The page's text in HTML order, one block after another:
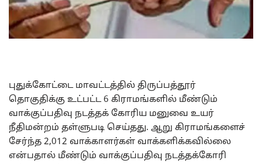
புதுக்கோட்டை மாவட்டத்தில் திருப்பத்தூர்
தொகுதிக்கு உட்பட்ட 6 கிராமங்களில் மீண்டும்
வாக்குப்பதிவு நடத்தக் கோரிய மனுவை உயர்
நீதிமன்றம் தள்ளுபடி செய்தது. ஆறு கிராமங்களைச்
சேர்ந்த 2,012 வாக்காளர்கள் வாக்களிக்கவில்லை
என்பதால் மீண்டும் வாக்குப்பதிவு நடத்தக்கோரி